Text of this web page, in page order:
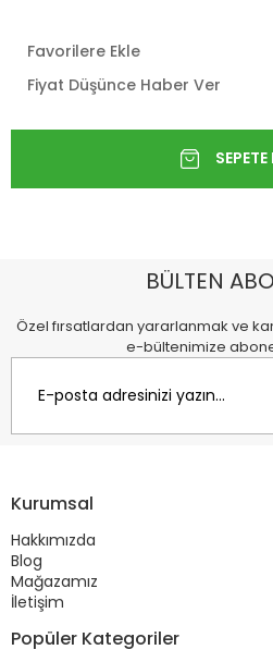
Favorilere Ekle
Fiyat Düşünce Haber Ver
BÜLTEN
Özel fırsatlardan yararlanmak ve
e-bültenimize
Kurumsal
Hakkımızda
Blog
Mağazamız
İletişim
Popüler Kategoriler